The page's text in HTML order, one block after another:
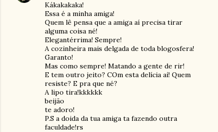
Kákakakaka!
Essa é a minha amiga!
Quem lê pensa que a amiga aí precisa tirar
alguma coisa né!
Elegantérrima! Sempre!
A cozinheira mais delgada de toda blogosfera!
Garanto!
Mas como sempre! Matando a gente de rir!
E tem outro jeito? COm esta delícia aí! Quem
resiste? E pra que né?
A lipo tira!kkkkkk
beijão
te adoro!
P.S a doida da tua amiga ta fazendo outra
faculdade!rs